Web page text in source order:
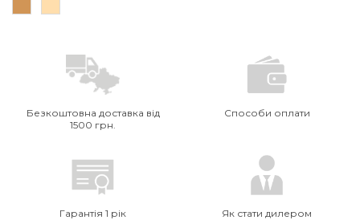
Безкоштовна доставка від
1500 грн.
Способи оплати
Гарантія 1 рік Як стати дилером